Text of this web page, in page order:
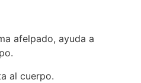
afelpado, ayuda a
al cuerpo.